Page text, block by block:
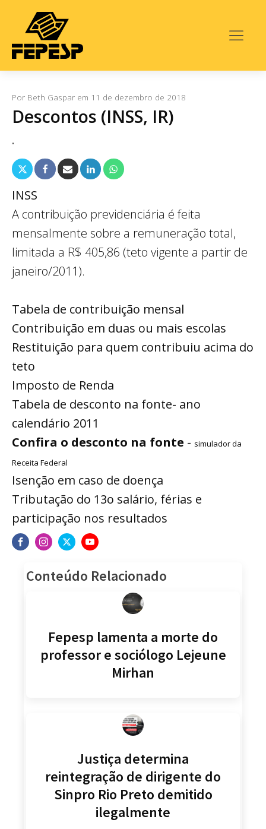
Por Beth Gaspar em 11 de dezembro de 2018
Descontos (INSS, IR)
.
INSS
A contribuição previdenciária é feita
mensalmente sobre a remuneração total,
limitada a R$ 405,86 (teto vigente a partir de
janeiro/2011).
Tabela de contribuição mensal
Contribuição em duas ou mais escolas
Restituição para quem contribuiu acima do
teto
Imposto de Renda
Tabela de desconto na fonte- ano
calendário 2011
Confira o desconto na fonte - simulador da
Receita Federal
Isenção em caso de doença
Tributação do 13o salário, férias e
participação nos resultados
Conteúdo Relacionado
Fepesp lamenta a morte do
professor e sociólogo Lejeune
Mirhan
Justiça determina
reintegração de dirigente do
Sinpro Rio Preto demitido
ilegalmente